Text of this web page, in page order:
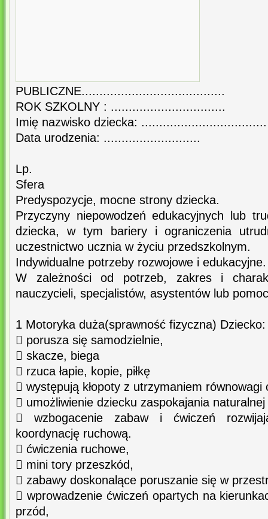
PUBLICZNE........................................
ROK SZKOLNY : ................................
Imię nazwisko dziecka: ...................................
Data urodzenia: ...........................
Lp.
Sfera
Predyspozycje, mocne strony dziecka.
Przyczyny niepowodzeń edukacyjnych lub
dziecka, w tym bariery i ograniczenia
uczestnictwo ucznia w życiu przedszkolnym.
Indywidualne potrzeby rozwojowe i edukacyjne.
W zależności od potrzeb, zakres i
nauczycieli, specjalistów, asystentów lub
1 Motoryka duża(sprawność fizyczna) Dziecko:
 porusza się samodzielnie,
 skacze, biega
 rzuca łapie, kopie, piłkę
 występują kłopoty z utrzymaniem
 umożliwienie dziecku zaspokajania
 wzbogacenie zabaw i ćwiczeń
koordynację ruchową.
 ćwiczenia ruchowe,
 mini tory przeszkód,
 zabawy doskonalące poruszanie się w
 wprowadzenie ćwiczeń opartych na
przód,